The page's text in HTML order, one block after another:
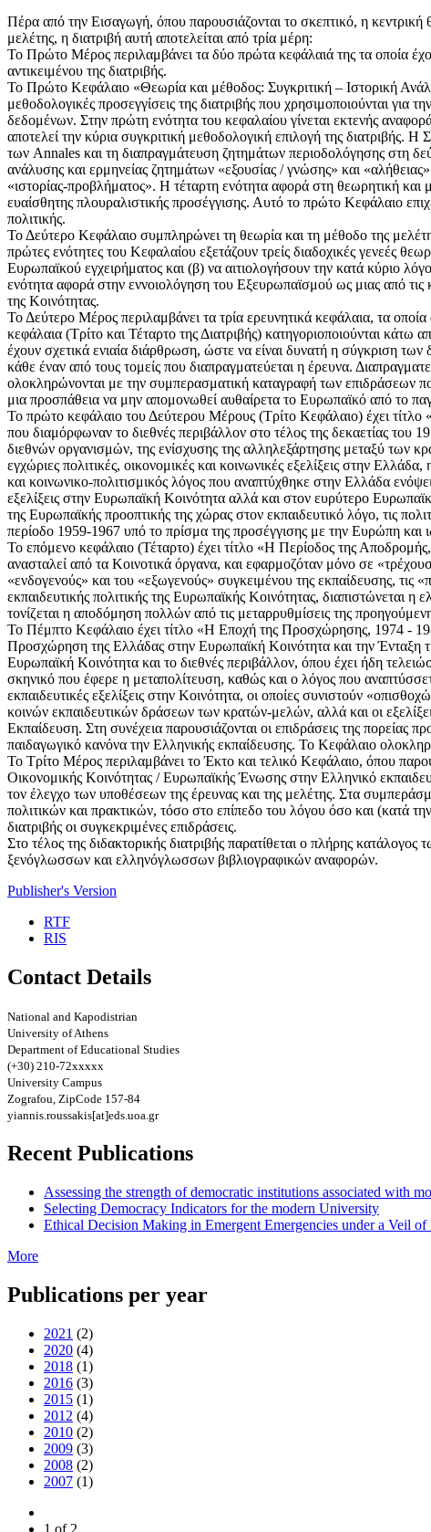
Πέρα από την Εισαγωγή, όπου παρουσιάζονται το σκεπτικό, η
μελέτης, η διατριβή αυτή αποτελείται από τρία μέρη:
Το Πρώτο Μέρος περιλαμβάνει τα δύο πρώτα κεφάλαιά της τα οποία
αντικειμένου της διατριβής.
Το Πρώτο Κεφάλαιο «Θεωρία και μέθοδος: Συγκριτική – Ιστορική
μεθοδολογικές προσεγγίσεις της διατριβής που χρησιμοποιούνται
δεδομένων. Στην πρώτη ενότητα του κεφαλαίου γίνεται εκτενής
αποτελεί την κύρια συγκριτική μεθοδολογική επιλογή της διατριβής. Η
των Annales και τη διαπραγμάτευση ζητημάτων περιοδολόγησης στη
ανάλυσης και ερμηνείας ζητημάτων «εξουσίας / γνώσης» και
«ιστορίας-προβλήματος». Η τέταρτη ενότητα αφορά στη θεωρητική και
ευαίσθητης πλουραλιστικής προσέγγισης. Αυτό το πρώτο Κεφάλαιο
πολιτικής.
Το Δεύτερο Κεφάλαιο συμπληρώνει τη θεωρία και τη μέθοδο της
πρώτες ενότητες του Κεφαλαίου εξετάζουν τρείς διαδοχικές γενεές
Ευρωπαϊκού εγχειρήματος και (β) να αιτιολογήσουν την κατά κύριο
ενότητα αφορά στην εννοιολόγηση του Εξευρωπαϊσμού ως μιας από
της Κοινότητας.
Το Δεύτερο Μέρος περιλαμβάνει τα τρία ερευνητικά κεφάλαια, τα
κεφάλαια (Τρίτο και Τέταρτο της Διατριβής) κατηγοριοποιούνται
έχουν σχετικά ενιαία διάρθρωση, ώστε να είναι δυνατή η σύγκριση
κάθε έναν από τους τομείς που διαπραγματεύεται η έρευνα.
ολοκληρώνονται με την συμπερασματική καταγραφή των επιδράσεων
μια προσπάθεια να μην απομονωθεί αυθαίρετα το Ευρωπαϊκό από το
Το πρώτο κεφάλαιο του Δεύτερου Μέρους (Τρίτο Κεφάλαιο) έχει τίτλο
που διαμόρφωναν το διεθνές περιβάλλον στο τέλος της δεκαετίας του
διεθνών οργανισμών, της ενίσχυσης της αλληλεξάρτησης μεταξύ των
εγχώριες πολιτικές, οικονομικές και κοινωνικές εξελίξεις στην
και κοινωνικο-πολιτισμικός λόγος που αναπτύχθηκε στην Ελλάδα
εξελίξεις στην Ευρωπαϊκή Κοινότητα αλλά και στον ευρύτερο
της Ευρωπαϊκής προοπτικής της χώρας στον εκπαιδευτικό λόγο, τις
περίοδο 1959-1967 υπό το πρίσμα της προσέγγισης με την Ευρώπη και
Το επόμενο κεφάλαιο (Τέταρτο) έχει τίτλο «Η Περίοδος της
ανασταλεί από τα Κοινοτικά όργανα, και εφαρμοζόταν μόνο σε
«ενδογενούς» και του «εξωγενούς» συγκειμένου της εκπαίδευσης, τις
εκπαιδευτικής πολιτικής της Ευρωπαϊκής Κοινότητας,
τονίζεται η αποδόμηση πολλών από τις μεταρρυθμίσεις της
Το Πέμπτο Κεφάλαιο έχει τίτλο «Η Εποχή της Προσχώρησης, 1974 -
Προσχώρηση της Ελλάδας στην Ευρωπαϊκή Κοινότητα και την Ένταξη
Ευρωπαϊκή Κοινότητα και το διεθνές περιβάλλον, όπου έχει ήδη
σκηνικό που έφερε η μεταπολίτευση, καθώς και ο λόγος που
εκπαιδευτικές εξελίξεις στην Κοινότητα, οι οποίες συνιστούν
κοινών εκπαιδευτικών δράσεων των κρατών-μελών, αλλά και οι
Εκπαίδευση. Στη συνέχεια παρουσιάζονται οι επιδράσεις της πορείας
παιδαγωγικό κανόνα την Ελληνικής εκπαίδευσης. Το Κεφάλαιο
Το Τρίτο Μέρος περιλαμβάνει το Έκτο και τελικό Κεφάλαιο, όπου
Οικονομικής Κοινότητας / Ευρωπαϊκής Ένωσης στην Ελληνικό
τον έλεγχο των υποθέσεων της έρευνας και της μελέτης. Στα
πολιτικών και πρακτικών, τόσο στο επίπεδο του λόγου όσο και (κατά
διατριβής οι συγκεκριμένες επιδράσεις.
Στο τέλος της διδακτορικής διατριβής παρατίθεται ο πλήρης
ξενόγλωσσων και ελληνόγλωσσων βιβλιογραφικών αναφορών.
Publisher's Version
RTF
RIS
Contact Details
National and Kapodistrian
University of Athens
Department of Educational Studies
(+30) 210-72xxxxx
University Campus
Zografou, ZipCode 157-84
yiannis.roussakis[at]eds.uoa.gr
Recent Publications
Assessing the strength of democratic institutions associated with
Selecting Democracy Indicators for the modern University
Ethical Decision Making in Emergent Emergencies under a Veil of
More
Publications per year
2021 (2)
2020 (4)
2018 (1)
2016 (3)
2015 (1)
2012 (4)
2010 (2)
2009 (3)
2008 (2)
2007 (1)
1 of 2